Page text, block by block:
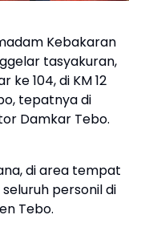
Kebakaran
tasyakuran,
104, di KM 12
tepatnya di
Damkar Tebo.
di area tempat
personil di
Tebo.